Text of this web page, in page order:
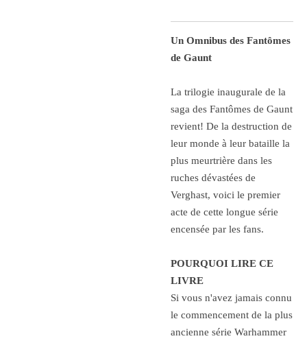
Un Omnibus des Fantômes
de Gaunt
La trilogie inaugurale de la
saga des Fantômes de Gaunt
revient! De la destruction de
leur monde à leur bataille la
plus meurtrière dans les
ruches dévastées de
Verghast, voici le premier
acte de cette longue série
encensée par les fans.
POURQUOI LIRE CE
LIVRE
Si vous n'avez jamais connu
le commencement de la plus
ancienne série Warhammer